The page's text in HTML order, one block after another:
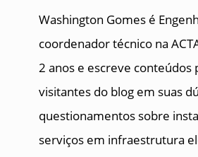
Washington Gomes é
coordenador técnico na
2 anos e escreve conteúdos
visitantes do blog em suas
questionamentos sobre
serviços em infraestrutura